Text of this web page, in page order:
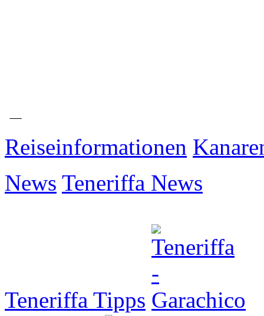
Reiseinformationen
News Teneriffa News
Teneriffa Tipps